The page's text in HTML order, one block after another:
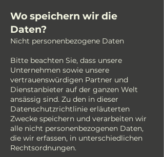
Wo speichern wir die
Daten?
Nicht personenbezogene Daten
Bitte beachten Sie, dass unsere
Unternehmen sowie unsere
vertrauenswürdigen Partner und
Dienstanbieter auf der ganzen Welt
ansässig sind. Zu den in dieser
Datenschutzrichtlinie erläuterten
Zwecke speichern und verarbeiten wir
alle nicht personenbezogenen Daten,
die wir erfassen, in unterschiedlichen
Rechtsordnungen.